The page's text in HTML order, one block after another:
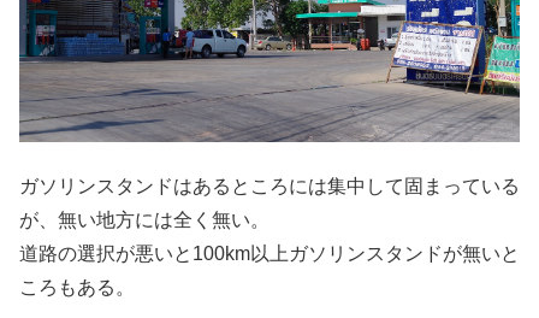
ガソリンスタンドはあるところには集中して固まっている
が、無い地方には全く無い。
道路の選択が悪いと100km以上ガソリンスタンドが無いと
ころもある。